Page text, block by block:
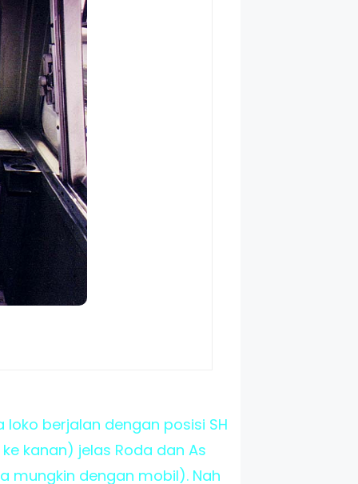
berjalan dengan posisi SH
kanan) jelas Roda dan As
mungkin dengan mobil). Nah